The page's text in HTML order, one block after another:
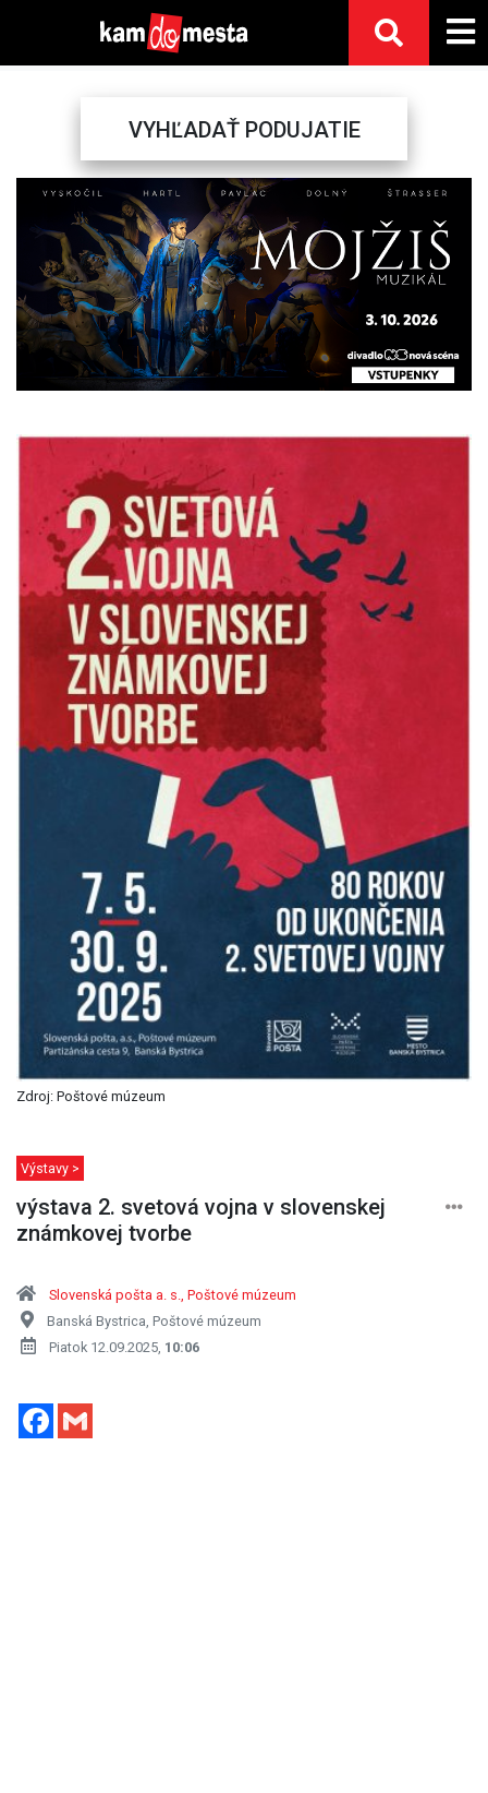
VYHĽADAŤ PODUJATIE
Previous
Zdroj: Poštové múzeum
Výstavy >
výstava 2. svetová vojna v slovenskej
známkovej tvorbe
Slovenská pošta a. s., Poštové múzeum
Banská Bystrica, Poštové múzeum
Piatok 12.09.2025, 10:06
Facebook